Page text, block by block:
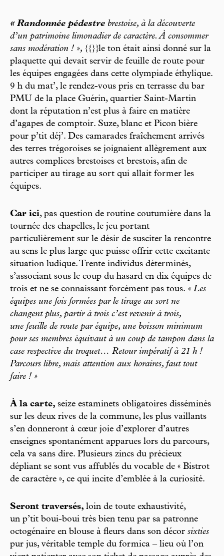
« Randonnée pédestre brestoise, à la découverte
d’un patrimoine limonadier de caractère. À consommer
sans modération ! », {{}}le ton était ainsi donné sur la
plaquette qui devait servir de feuille de route pour
les équipes engagées dans cette olympiade éthylique.
9 h du mat’, le rendez-vous pris en terrasse du bar
PMU de la place Guérin, quartier Saint-Martin
dont la réputation n’est plus à faire en matière
d’agapes de comptoir. Suze, blanc et Picon bière
pour p’tit déj’. Des camarades fraîchement arrivés
des terres trégoroises se joignaient allègrement aux
autres complices brestoises et brestois, afin de
participer au tirage au sort qui allait former les
équipes.
Car ici, pas question de routine coutumière dans la
tournée des chapelles, le jeu portant
particulièrement sur le désir de susciter la rencontre
au sens le plus large que puisse offrir cette excitante
situation ludique. Trente individus déterminés,
s’associant sous le coup du hasard en dix équipes de
trois et ne se connaissant forcément pas tous. « Les
équipes une fois formées par le tirage au sort ne
changent plus, partir à trois c’est revenir à trois,
une feuille de route par équipe, une boisson minimum
pour ses membres équivaut à un coup de tampon dans la
case respective du troquet… Retour impératif à 21 h !
Parcours libre, mais attention aux horaires, faut tout
faire ! »
À la carte, seize estaminets obligatoires disséminés
sur les deux rives de la commune, les plus vaillants
s’en donneront à cœur joie d’explorer d’autres
enseignes spontanément apparues lors du parcours,
cela va sans dire. Plusieurs zincs du précieux
dépliant se sont vus affublés du vocable de « Bistrot
de caractère », ce qui incite d’emblée à la curiosité.
Seront traversés, loin de toute exhaustivité,
un p’tit boui-boui très bien tenu par sa patronne
octogénaire en blouse à fleurs dans son décor sixties
pur jus, véritable temple du formica – lieu où l’on